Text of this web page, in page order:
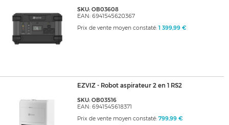
SKU: OB03608
EAN: 6941545620367
Prix de vente moyen constaté: 1 399,99 €
EZVIZ - Robot aspirateur 2 en 1 RS2
SKU: OB03516
EAN: 6941545618371
Prix de vente moyen constaté: 799,99 €